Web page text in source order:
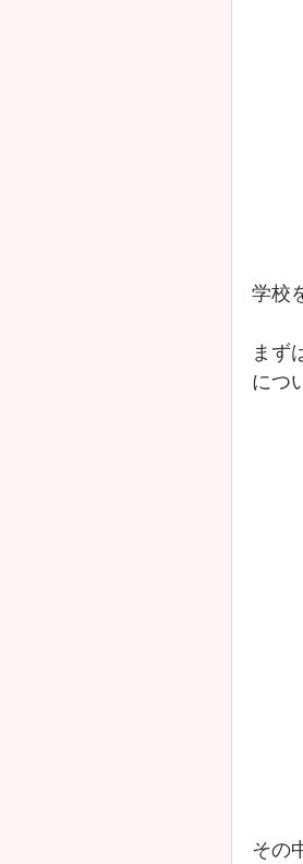
学校
まず
につ
その